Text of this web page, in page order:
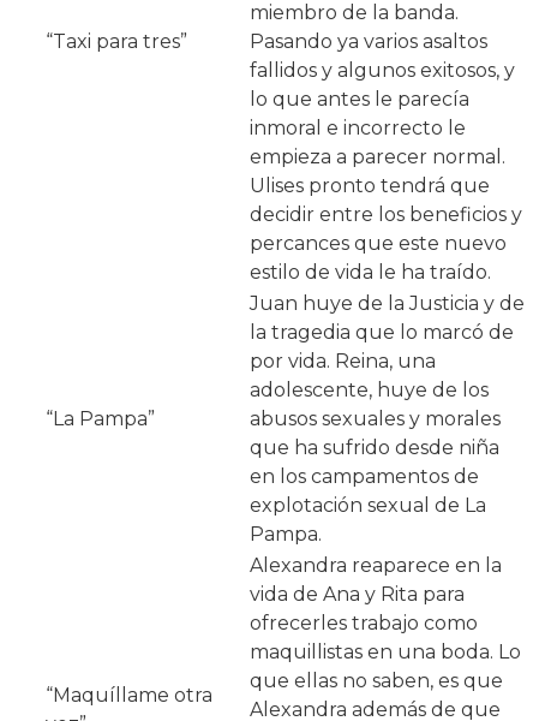
“Taxi para tres”
miembro de la banda.
Pasando ya varios asaltos
fallidos y algunos exitosos, y
lo que antes le parecía
inmoral e incorrecto le
empieza a parecer normal.
Ulises pronto tendrá que
decidir entre los beneficios y
percances que este nuevo
estilo de vida le ha traído.
“La Pampa”
Juan huye de la Justicia y de
la tragedia que lo marcó de
por vida. Reina, una
adolescente, huye de los
abusos sexuales y morales
que ha sufrido desde niña
en los campamentos de
explotación sexual de La
Pampa.
“Maquíllame otra
Alexandra reaparece en la
vida de Ana y Rita para
ofrecerles trabajo como
maquillistas en una boda. Lo
que ellas no saben, es que
Alexandra además de que